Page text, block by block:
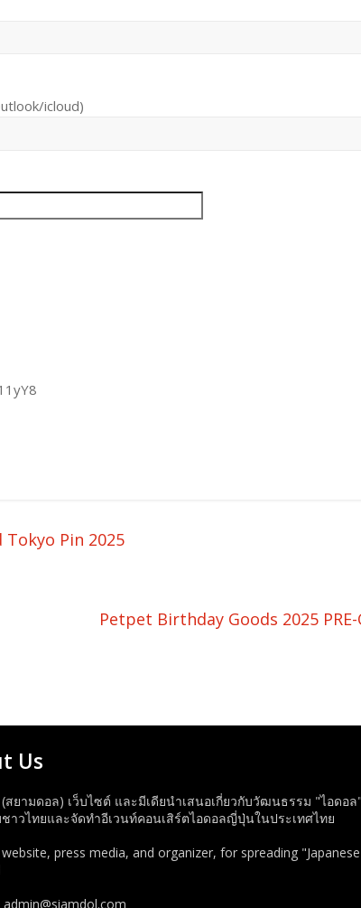
icloud)
Tokyo Pin 2025
Petpet Birthday Goods 2025 PRE-
Us
สยามดอล) เว็บไซต์ และมีเดียนำเสนอเกี่ยวกับวัฒนธรรม "ไอดอ
าวไทยและจัดทำอีเวนท์คอนเสิร์ตไอดอลญี่ปุ่นในประเทศไทย
press media, and organizer, for spreading